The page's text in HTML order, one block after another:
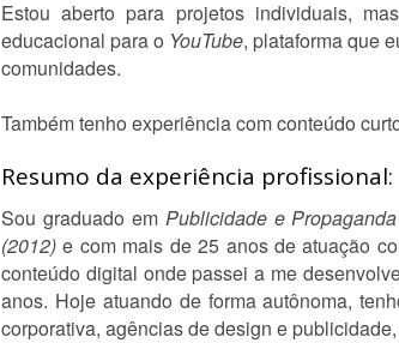
Estou aberto para projetos individuais,
educacional para o YouTube, plataforma que
comunidades.
Também tenho experiência com conteúdo
Resumo da experiência profissional:
Sou graduado em Publicidade e
(2012) e com mais de 25 anos de atuação
conteúdo digital onde passei a me
anos. Hoje atuando de forma autônoma,
corporativa, agências de design e